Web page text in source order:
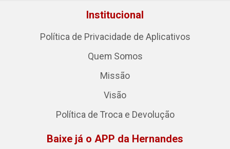
Institucional
Política de Privacidade de Aplicativos
Quem Somos
Missão
Visão
Política de Troca e Devolução
Baixe já o APP da Hernandes